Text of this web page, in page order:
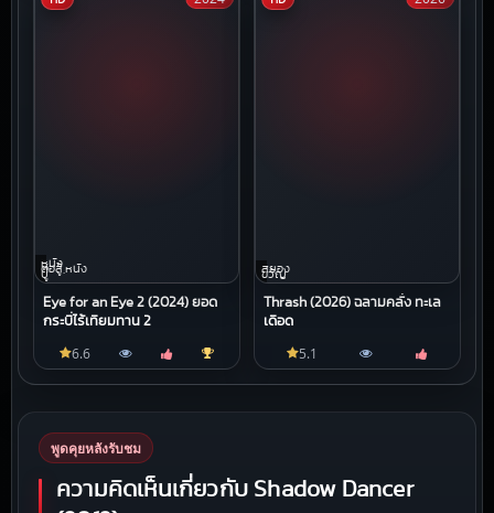
หนัง
ต่อสู้,หนัง
บู๊
Eye for an Eye 2 (2024) ยอด
กระบี่ไร้เทียมทาน 2
6.6
สยอง
ขวัญ
Thrash (2026) ฉลามคลั่ง ทะเล
เดือด
5.1
พูดคุยหลังรับชม
ความคิดเห็นเกี่ยวกับ Shadow Dancer